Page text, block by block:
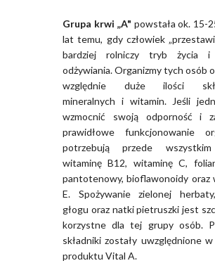
Grupa krwi „A" powstała ok. 15-
lat temu, gdy człowiek
bardziej rolniczy tryb życia i
odżywiania. Organizmy tych osób
względnie duże ilości
mineralnych i witamin. Jeśli
wzmocnić swoją odporność i
prawidłowe funkcjonowanie
potrzebują przede wszystkim
witaminę B12, witaminę C,
pantotenowy, bioflawonoidy oraz
E. Spożywanie zielonej
głogu oraz natki pietruszki jest
korzystne dla tej grupy osób.
składniki zostały uwzględnione w
produktu Vital A.